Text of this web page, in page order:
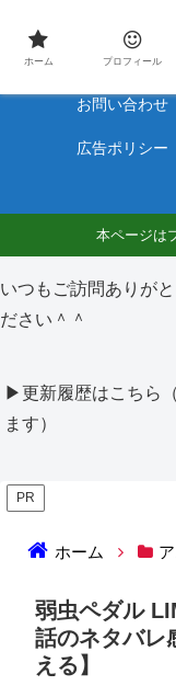
ホーム
お問い合わせ
広告ポリシー
本ページは
いつもご訪問ありが
ださい＾＾
▶更新履歴はこちら
ます）
PR
ホーム
弱虫ペダル
話のネタバレ
える】
ホーム プロフィール